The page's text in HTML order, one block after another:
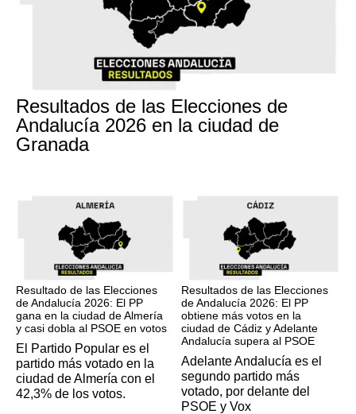
Resultados de las Elecciones de
Andalucía 2026 en la ciudad de
Granada
Resultado de las Elecciones
de Andalucía 2026: El PP
gana en la ciudad de Almería
y casi dobla al PSOE en votos
El Partido Popular es el
partido más votado en la
ciudad de Almería con el
42,3% de los votos.
Resultados de las Elecciones
de Andalucía 2026: El PP
obtiene más votos en la
ciudad de Cádiz y Adelante
Andalucía supera al PSOE
Adelante Andalucía es el
segundo partido más
votado, por delante del
PSOE y Vox